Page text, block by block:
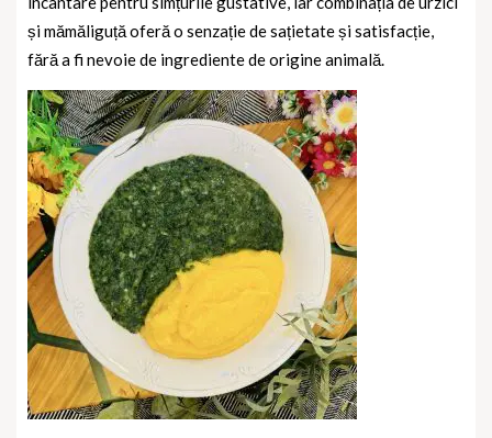
și mămăliguță oferă o senzație de sațietate și satisfacție,
fără a fi nevoie de ingrediente de origine animală.